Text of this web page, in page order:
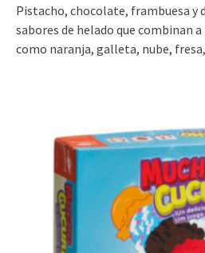
Pistacho, chocolate, frambuesa y
sabores de helado que combinan
como naranja, galleta, nube,